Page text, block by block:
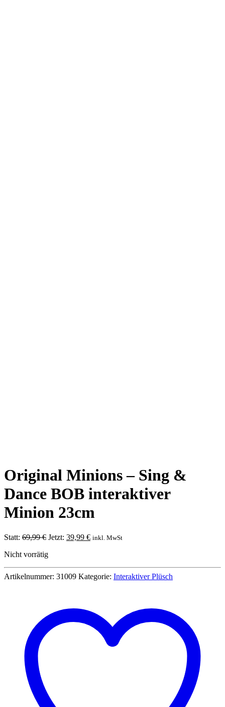
Original Minions – Sing &
Dance BOB interaktiver
Minion 23cm
Statt: 69,99€ Ursprünglicher
war:
Jetzt: 39,99 €Aktueller
inkl. MwSt
Nicht vorrätig
Artikelnummer: 31009 Kategorie: Interaktiver Plüsch